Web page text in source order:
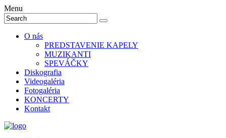
Menu
O nás
PREDSTAVENIE KAPELY
MUZIKANTI
SPEVÁČKY
Diskografia
Videogaléria
Fotogaléria
KONCERTY
Kontakt